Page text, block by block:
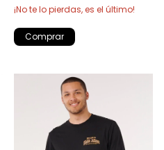
¡No te lo pierdas, es el último!
Comprar